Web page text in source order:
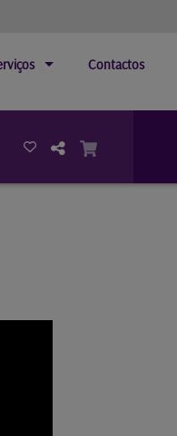
Contactos